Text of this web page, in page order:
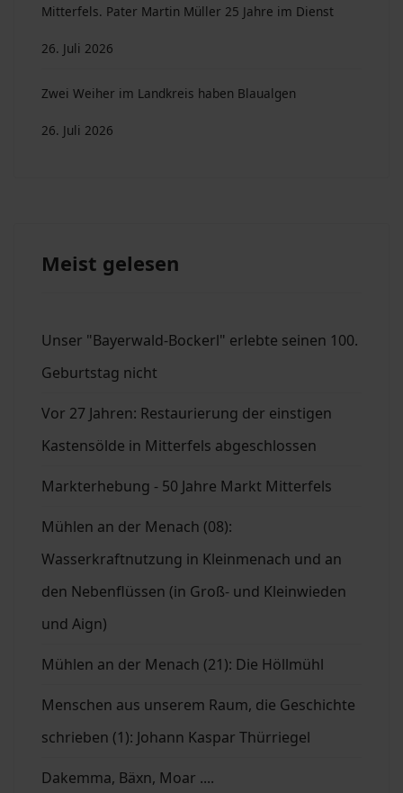
Mitterfels. Pater Martin Müller 25 Jahre im Dienst
26. Juli 2026
Zwei Weiher im Landkreis haben Blaualgen
26. Juli 2026
Meist gelesen
Unser "Bayerwald-Bockerl" erlebte seinen 100.
Geburtstag nicht
Vor 27 Jahren: Restaurierung der einstigen
Kastensölde in Mitterfels abgeschlossen
Markterhebung - 50 Jahre Markt Mitterfels
Mühlen an der Menach (08):
Wasserkraftnutzung in Kleinmenach und an
den Nebenflüssen (in Groß- und Kleinwieden
und Aign)
Mühlen an der Menach (21): Die Höllmühl
Menschen aus unserem Raum, die Geschichte
schrieben (1): Johann Kaspar Thürriegel
Dakemma, Bäxn, Moar ....